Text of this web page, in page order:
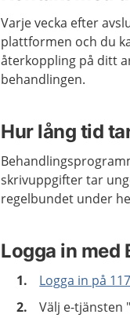
Varje vecka efter
plattformen och du
återkoppling på ditt
behandlingen.
Hur lång tid
skrivuppgifter tar
regelbundet under
Logga in med
Logga in på
Välj e-tjänsten